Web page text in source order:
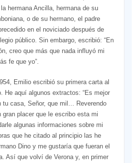
hermana Ancilla, hermana de su
o de su hermano, el padre
en el noviciado después de
público. Sin embargo, escribió: “En
creo que más que nada influyó mi
fe que yo”.
Emilio escribió su primera carta al
He aquí algunos extractos: “Es mejor
tu casa, Señor, que mil… Reverendo
gran placer que le escribo esta mi
algunas informaciones sobre mi
que he citado al principio las he
Dino y me gustaría que fueran el
Así que volví de Verona y, en primer